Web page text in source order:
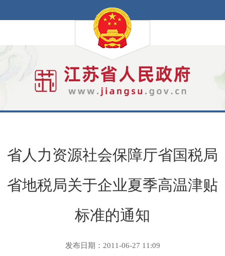
省人力资源社会保障厅省国税局
省地税局关于企业夏季高温津贴
标准的通知
发布日期：2011-06-27 11:09